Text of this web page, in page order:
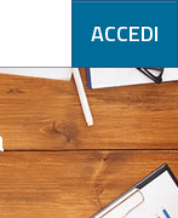
ACCEDI